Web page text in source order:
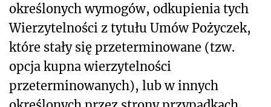
określonych wymogów, odkupienia tych
Wierzytelności z tytułu Umów Pożyczek,
które stały się przeterminowane (tzw.
opcja kupna wierzytelności
przeterminowanych), lub w innych